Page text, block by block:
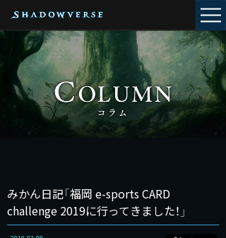
みかん日記「福岡 e-sports CARD
challenge 2019に行ってきました！」